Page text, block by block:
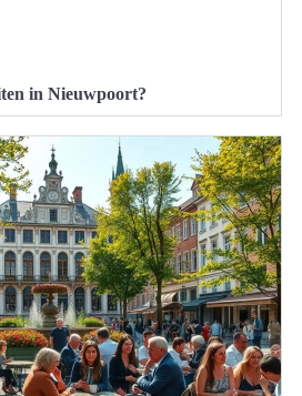
in Nieuwpoort?